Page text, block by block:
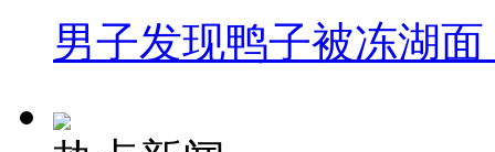
男子发现鸭子被冻湖